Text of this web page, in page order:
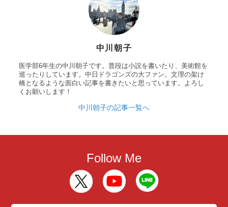
中川朝子
医学部6年生の中川朝子です。普段は小説を書いたり、美術館を
巡ったりしています。中日ドラゴンズの大ファン。文理の架け
橋となるような面白い記事を書きたいと思っています。よろし
くお願いします！
中川朝子の記事一覧へ
Follow Me